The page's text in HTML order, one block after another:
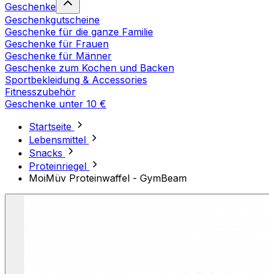
Geschenke
Geschenkgutscheine
Geschenke für die ganze Familie
Geschenke für Frauen
Geschenke für Männer
Geschenke zum Kochen und Backen
Sportbekleidung & Accessories
Fitnesszubehör
Geschenke unter 10 €
Startseite
Lebensmittel
Snacks
Proteinriegel
MoiMüv Proteinwaffel - GymBeam